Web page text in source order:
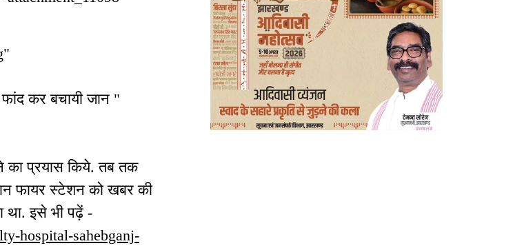
फांद कर बचायी जान "
का प्रयास किये. तब तक
फायर स्टेशन को खबर की
था. इसे भी पढ़ें -
hospital-sahebganj-